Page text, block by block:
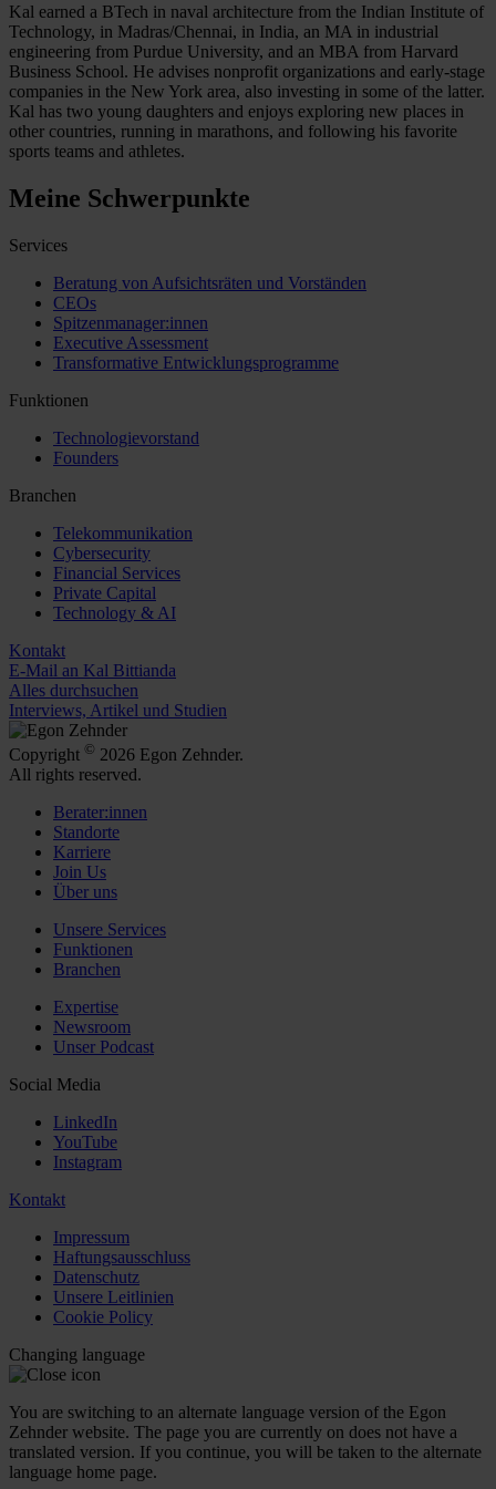
Kal earned a BTech in naval architecture from the Indian Institute of
Technology, in Madras/Chennai, in India, an MA in industrial
engineering from Purdue University, and an MBA from Harvard
Business School. He advises nonprofit organizations and early-stage
companies in the New York area, also investing in some of the latter.
Kal has two young daughters and enjoys exploring new places in
other countries, running in marathons, and following his favorite
sports teams and athletes.
Meine Schwerpunkte
Services
Beratung von Aufsichtsräten und Vorständen
CEOs
Spitzenmanager:innen
Executive Assessment
Transformative Entwicklungsprogramme
Funktionen
Technologievorstand
Founders
Branchen
Telekommunikation
Cybersecurity
Financial Services
Private Capital
Technology & AI
Kontakt
E-Mail an Kal Bittianda
Alles durchsuchen
Interviews, Artikel und Studien
Copyright © 2026 Egon Zehnder.
All rights reserved.
Berater:innen
Standorte
Karriere
Join Us
Über uns
Unsere Services
Funktionen
Branchen
Expertise
Newsroom
Unser Podcast
Social Media
LinkedIn
YouTube
Instagram
Kontakt
Impressum
Haftungsausschluss
Datenschutz
Unsere Leitlinien
Cookie Policy
Changing language
You are switching to an alternate language version of the Egon
Zehnder website. The page you are currently on does not have a
translated version. If you continue, you will be taken to the alternate
language home page.